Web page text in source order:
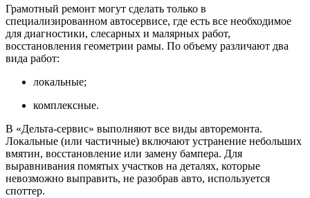
Грамотный ремонт могут сделать только в
специализированном автосервисе, где есть все необходимое
для диагностики, слесарных и малярных работ,
восстановления геометрии рамы. По объему различают два
вида работ:
локальные;
комплексные.
В «Дельта-сервис» выполняют все виды авторемонта.
Локальные (или частичные) включают устранение небольших
вмятин, восстановление или замену бампера. Для
выравнивания помятых участков на деталях, которые
невозможно выправить, не разобрав авто, используется
споттер.